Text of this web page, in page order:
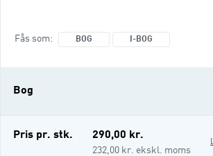
nervesyst
Fås som BOG I-BOG
Bog
i-bog
Pris pr. stk. 290,00 kr.
232,00 kr. ekskl. moms